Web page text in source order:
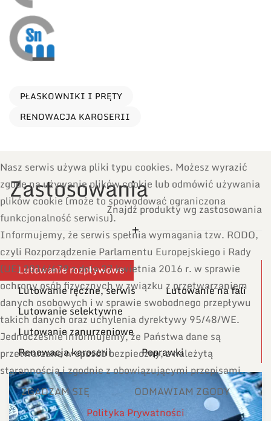
PŁASKOWNIKI I PRĘTY
RENOWACJA KAROSERII
Zastosowania
Znajdź produkty wg zastosowania
Lutowanie rozpływowe
Lutowanie ręczne, serwis
Lutowanie na fali
Lutowanie selektywne
Lutowanie zanurzeniowe
Renowacja karoserii
Poprawki
Nasz serwis używa pliki typu cookies. Możesz wyrazić
zgodę na używanie plików cookie lub odmówić używania
plików cookie (może to spowodować ograniczona
funkcjonalność serwisu).
Informujemy, że serwis spełnia wymagania tzw. RODO,
czyli Rozporządzenie Parlamentu Europejskiego i Rady
(UE) 2016/679 z dnia 27 kwietnia 2016 r. w sprawie
ochrony osób fizycznych w związku z przetwarzaniem
danych osobowych i w sprawie swobodnego przepływu
takich danych oraz uchylenia dyrektywy 95/48/WE.
Jednocześnie informujemy, że Państwa dane są
przetwarzane w sposób bezpieczny, z należytą
starannością i zgodnie z obowiązującymi przepisami.
ZGADZAM SIĘ
ODMAWIAM ZGODY
Polityka Prywatności